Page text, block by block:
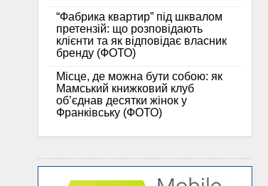
“Фабрика квартир” під шквалом
претензій: що розповідають
клієнти та як відповідає власник
бренду (ФОТО)
Місце, де можна бути собою: як
Мамський книжковий клуб
об’єднав десятки жінок у
Франківську (ФОТО)